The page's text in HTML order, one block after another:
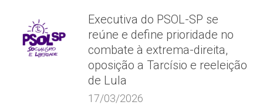
Executiva do PSOL-SP se
reúne e define prioridade no
combate à extrema-direita,
oposição a Tarcísio e reeleição
de Lula
17/03/2026